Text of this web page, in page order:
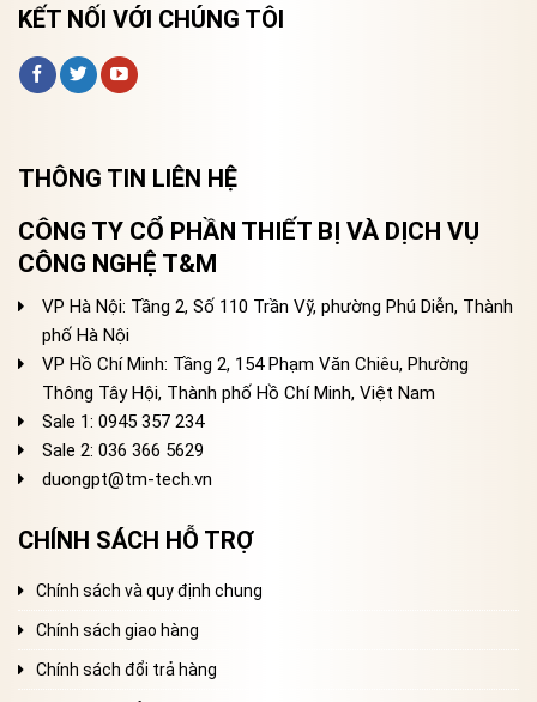
KẾT NỐI VỚI CHÚNG TÔI
THÔNG TIN LIÊN HỆ
CÔNG TY CỔ PHẦN THIẾT BỊ VÀ DỊCH VỤ
CÔNG NGHỆ T&M
VP Hà Nội: Tầng 2, Số 110 Trần Vỹ, phường Phú Diễn, Thành
phố Hà Nội
VP Hồ Chí Minh: Tầng 2, 154 Phạm Văn Chiêu, Phường
Thông Tây Hội, Thành phố Hồ Chí Minh, Việt Nam
Sale 1: 0945 357 234
Sale 2: 036 366 5629
duongpt@tm-tech.vn
CHÍNH SÁCH HỖ TRỢ
Chính sách và quy định chung
Chính sách giao hàng
Chính sách đổi trả hàng